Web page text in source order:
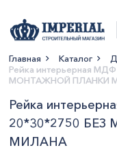
Главная Каталог
Рейка интерьерная
МОНТАЖНОЙ ПЛАНКИ
Рейка
20*30*2750
МИЛАНА